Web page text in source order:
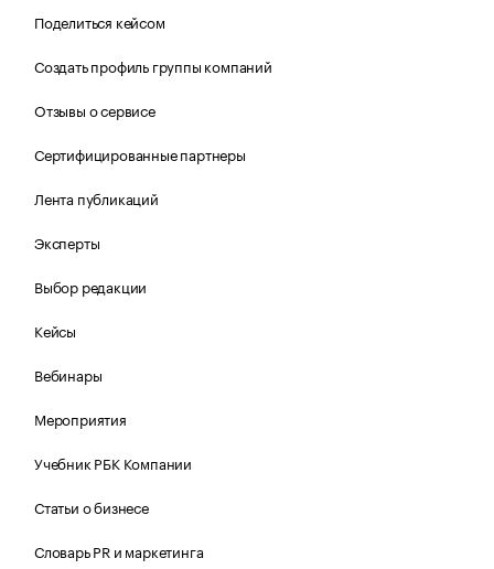
Поделиться кейсом
Создать профиль группы компаний
Отзывы о сервисе
Сертифицированные партнеры
Лента публикаций
Эксперты
Выбор редакции
Кейсы
Вебинары
Мероприятия
Учебник РБК Компании
Статьи о бизнесе
Словарь PR и маркетинга